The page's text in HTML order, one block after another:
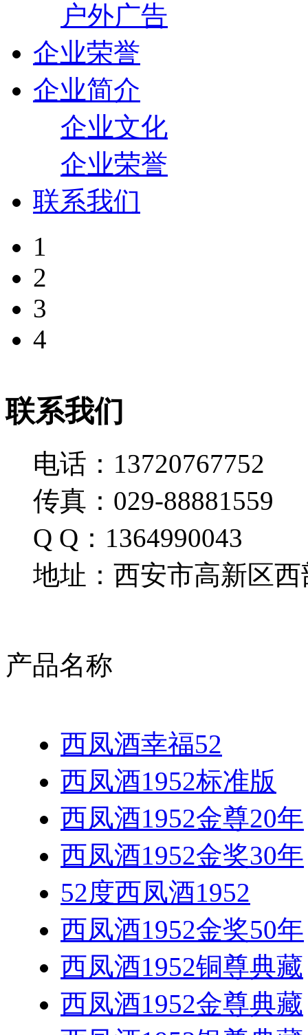
户外广告
企业荣誉
企业简介
企业文化
企业荣誉
联系我们
1
2
3
4
联系我们
电话：13720767752
传真：029-88881559
Q Q：1364990043
地址：西安市高新区西
产品名称
西凤酒幸福52
西凤酒1952标准版
西凤酒1952金尊20年
西凤酒1952金奖30年
52度西凤酒1952
西凤酒1952金奖50年
西凤酒1952铜尊典藏
西凤酒1952金尊典藏